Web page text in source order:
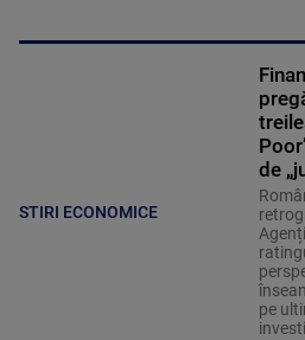
STIRI ECONOMICE
de
pe